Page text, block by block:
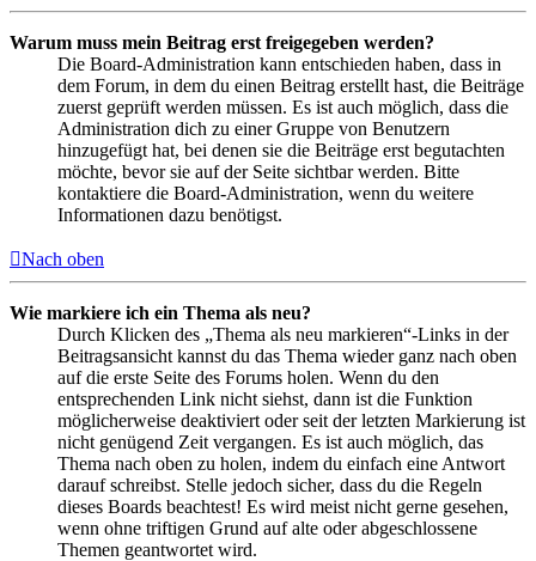
Warum muss mein Beitrag erst freigegeben werden?
Die Board-Administration kann entschieden haben, dass in
dem Forum, in dem du einen Beitrag erstellt hast, die Beiträge
zuerst geprüft werden müssen. Es ist auch möglich, dass die
Administration dich zu einer Gruppe von Benutzern
hinzugefügt hat, bei denen sie die Beiträge erst begutachten
möchte, bevor sie auf der Seite sichtbar werden. Bitte
kontaktiere die Board-Administration, wenn du weitere
Informationen dazu benötigst.
Nach oben
Wie markiere ich ein Thema als neu?
Durch Klicken des „Thema als neu markieren“-Links in der
Beitragsansicht kannst du das Thema wieder ganz nach oben
auf die erste Seite des Forums holen. Wenn du den
entsprechenden Link nicht siehst, dann ist die Funktion
möglicherweise deaktiviert oder seit der letzten Markierung ist
nicht genügend Zeit vergangen. Es ist auch möglich, das
Thema nach oben zu holen, indem du einfach eine Antwort
darauf schreibst. Stelle jedoch sicher, dass du die Regeln
dieses Boards beachtest! Es wird meist nicht gerne gesehen,
wenn ohne triftigen Grund auf alte oder abgeschlossene
Themen geantwortet wird.